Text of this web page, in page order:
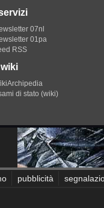
07nl
01pa
RSS
wiki
di stato (wiki)
pubblicità